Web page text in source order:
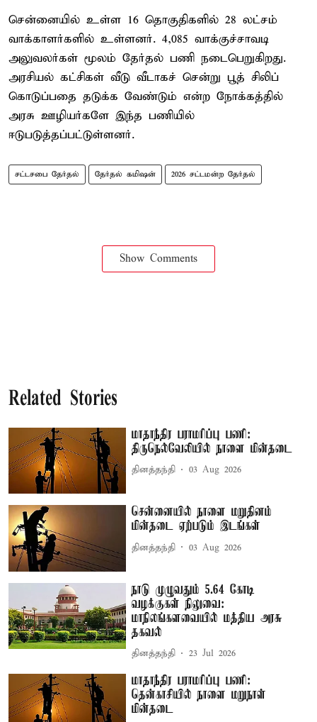
சென்னையில் உள்ள 16 தொகுதிகளில் 28 லட்சம்
வாக்காளர்களில் உள்ளனர். 4,085 வாக்குச்சாவடி
அலுவலர்கள் மூலம் தேர்தல் பணி நடைபெறுகிறது.
அரசியல் கட்சிகள் வீடு வீடாகச் சென்று பூத் சிலிப்
கொடுப்பதை தடுக்க வேண்டும் என்ற நோக்கத்தில்
அரசு ஊழியர்களே இந்த பணியில்
ஈடுபடுத்தப்பட்டுள்ளனர்.
சட்டசபை தேர்தல் தேர்தல் கமிஷன் 2026 சட்டமன்ற தேர்தல்
Show Comments
Related Stories
மாதாந்திர பராமரிப்பு பணி:
திருநெல்வேலியில் நாளை மின்தடை
தினத்தந்தி 03 Aug 2026
சென்னையில் நாளை மறுதினம்
மின்தடை ஏற்படும் இடங்கள்
தினத்தந்தி 03 Aug 2026
நாடு முழுவதும் 5.64 கோடி
வழக்குகள் நிலுவை:
மாநிலங்களவையில் மத்திய அரசு
தகவல்
தினத்தந்தி 23 Jul 2026
மாதாந்திர பராமரிப்பு பணி:
தென்காசியில் நாளை மறுநாள்
மின்தடை